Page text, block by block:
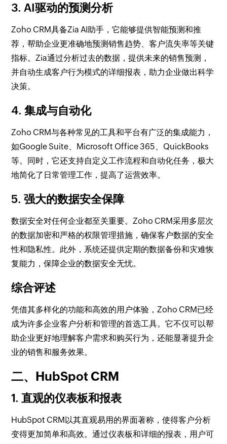
3. AI驱动的预测分析
Zoho CRM具备Zia AI助手，它能够提供智能预测和推
荐，帮助企业更准确地预测销售趋势、客户流失率等关键
指标。Zia通过分析过去的数据，提供未来的销售预测，
并自动生成客户行为模式的详细报表，助力企业做出科学
决策。
4. 集成与自动化
Zoho CRM与各种常见的工具和平台有广泛的集成能力，
如Google Suite、Microsoft Office 365、QuickBooks
等。同时，它还支持自定义工作流程和自动化任务，极大
地简化了日常管理工作，提高了运营效率。
5. 强大的数据安全保障
数据安全对任何企业都至关重要。Zoho CRM采用多层次
的数据加密和严格的权限管理措施，确保客户数据的安全
性和隐私性。此外，系统还提供定期的数据备份和灾难恢
复能力，保障企业的数据安全无忧。
综合评述
凭借其多样化的功能和高效的用户体验，Zoho CRM已经
成为许多企业客户分析和管理的首选工具。它不仅可以帮
助企业更好地理解客户需求和购买行为，还能显著提升企
业的销售和服务效果。
二、HubSpot CRM
1. 直观的仪表板和报表
HubSpot CRM以其直观易用的界面著称，使得客户分析
变得更加简单和高效。通过仪表板和详细的报表，用户可